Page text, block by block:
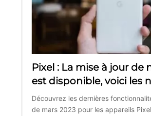
Pixel : La mise à jour de
est disponible, voici les
Découvrez les dernières
de mars 2023 pour les appareils